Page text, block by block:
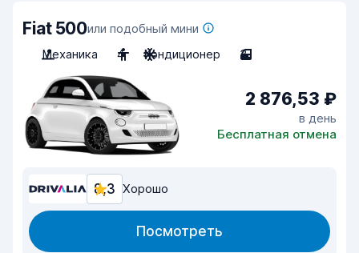
Fiat 500или подобный мини
Механика
4 Кондиционер 3
2 876,53 ₽
в день
Бесплатная отмена
8,3 Хорошо
Посмотреть